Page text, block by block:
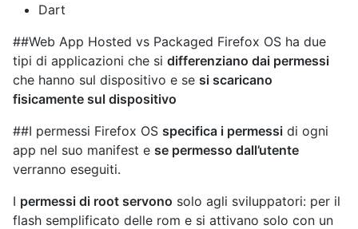
Dart
##Web App Hosted vs Packaged Firefox OS ha due
tipi di applicazioni che si differenziano dai permessi
che hanno sul dispositivo e se si scaricano
fisicamente sul dispositivo
##I permessi Firefox OS specifica i permessi di ogni
app nel suo manifest e se permesso dall’utente
verranno eseguiti.
I permessi di root servono solo agli sviluppatori: per il
flash semplificato delle rom e si attivano solo con un